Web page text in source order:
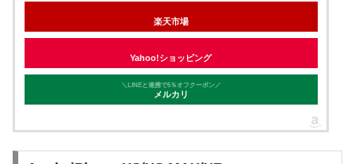
楽天市場
Yahoo!ショッピング
＼LINEと連携で5％オフクーポン／
メルカリ